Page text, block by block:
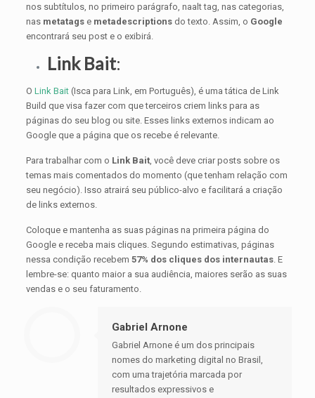
nos subtítulos, no primeiro parágrafo, naalt tag, nas categorias,
nas metatags e metadescriptions do texto. Assim, o Google
encontrará seu post e o exibirá.
Link Bait:
OLink Bait (Isca para Link, em Português), é uma tática de Link
Build que visa fazer com que terceiros criem links para as
páginas do seu blog ou site. Esses links externos indicam ao
Google que a página que os recebe é relevante.
Para trabalhar com o Link Bait, você deve criar posts sobre os
temas mais comentados do momento (que tenham relação com
seu negócio). Isso atrairá seu público-alvo e facilitará a criação
de links externos.
Coloque e mantenha as suas páginas na primeira página do
Google e receba mais cliques. Segundo estimativas, páginas
nessa condição recebem57% dos cliques dos internautas. E
lembre-se: quanto maior a sua audiência, maiores serão as suas
vendas e o seu faturamento.
Gabriel Arnone
Gabriel Arnone é um dos principais
nomes do marketing digital no Brasil,
com uma trajetória marcada por
resultados expressivos e